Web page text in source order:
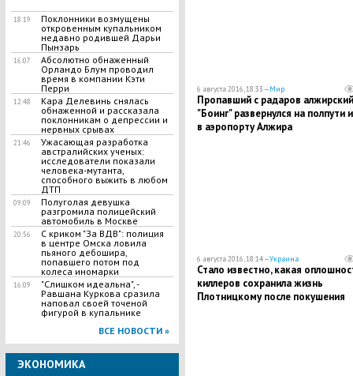
18:19
Поклонники возмущены
откровенным купальником
недавно родившей Дарьи
Пынзарь
16:07
Абсолютно обнаженный
Орландо Блум проводил
время в компании Кэти
Перри
12:48
Кара Делевинь снялась
обнаженной и рассказала
поклонникам о депрессии и
нервных срывах
21:46
Ужасающая разработка
австралийских ученых:
исследователи показали
человека-мутанта,
способного выжить в любом
ДТП
09:09
Полуголая девушка
разгромила полицейский
автомобиль в Москве
20:56
С криком "За ВДВ": полиция
в центре Омска ловила
пьяного дебошира,
попавшего потом под
колеса иномарки
16:09
"Слишком идеальна", -
Равшана Куркова сразила
наповал своей точеной
фигурой в купальнике
ВСЕ НОВОСТИ »
ЭКОНОМИКА
6 августа 2016, 18:33 —Мир
Пропавший с радаров алжирский
"Боинг" развернулся на полпути
в аэропорту Алжира
6 августа 2016, 18:14 —Украина
Стало известно, какая
киллеров сохранила жизнь
Плотницкому после покушения